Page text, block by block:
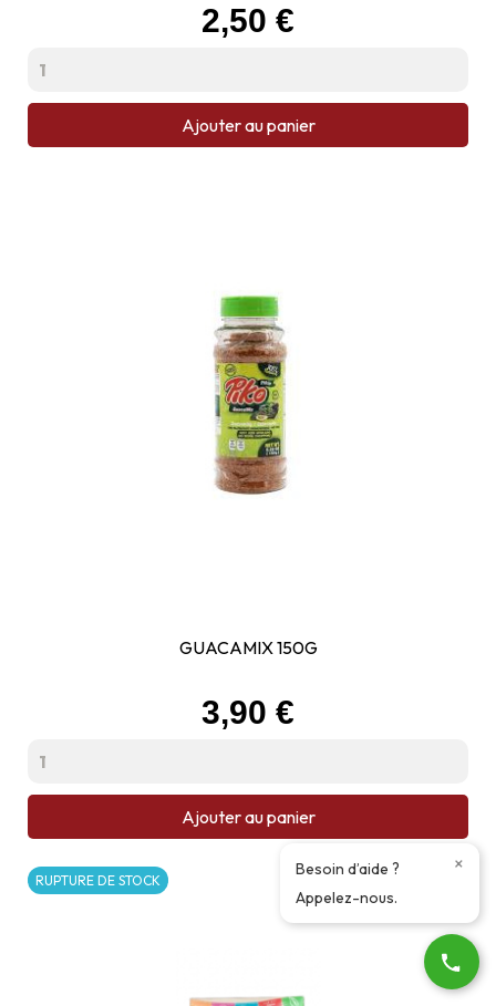
Prix
2,50 €
Ajouter au panier
GUACAMIX 150G
Prix
3,90 €
Ajouter au panier
RUPTURE DE STOCK
Besoin d’aide ?
Appelez-nous.
×